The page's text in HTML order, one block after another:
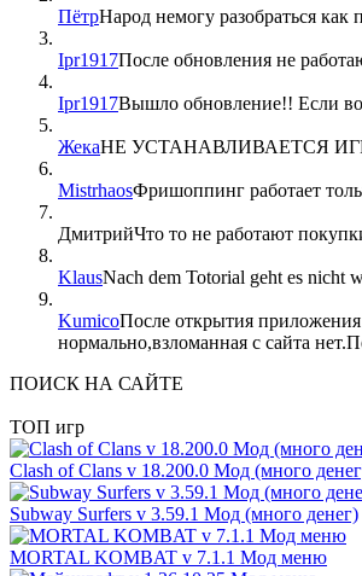
ПётрНарод немогу разобраться как
Ipr1917После обновления не
Ipr1917Вышло обновление!! Если
ЖекаНЕ УСТАНАВЛИВАЕТСЯ
MistrhaosФришоппинг работает
ДмитрийЧто то не работают
KlausNach dem Totorial geht es nicht
KumicoПосле открытия
нормально,взломанная с сайта
ПОИСК НА САЙТЕ
ТОП игр
Clash of Clans v 18.200.0 Мод (много
Subway Surfers v 3.59.1 Мод (много денег)
MORTAL KOMBAT v 7.1.1 Мод меню